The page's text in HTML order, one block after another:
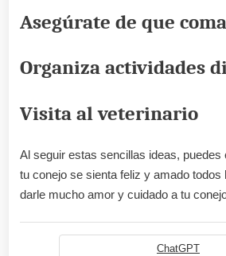
Asegúrate de que
Organiza actividades
Visita al veterinario
Al seguir estas sencillas ideas, puedes
tu conejo se sienta feliz y amado todos
darle mucho amor y cuidado a tu
ChatGPT